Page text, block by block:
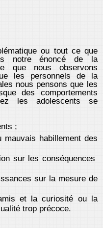
ou tout ce que
notre énoncé de la
que nous observons
les personnels de la
nous pensons que les
des comportements
les adolescents se
;
mauvais habillement des
sur les conséquences
sur la mesure de
et la curiosité ou la
trop précoce.